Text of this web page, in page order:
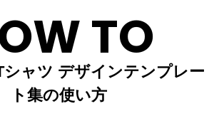
TO
ャツ デザインテンプレー
ト集の使い方